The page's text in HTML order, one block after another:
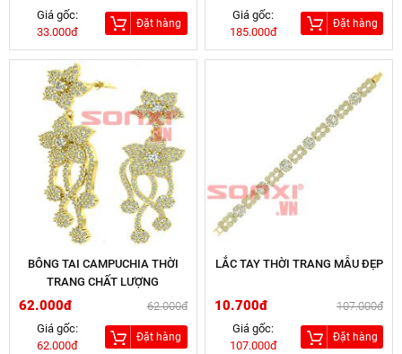
Giá gốc:
33.000đ
Đặt hàng
Giá gốc:
185.000đ
Đặt hàng
BÔNG TAI CAMPUCHIA THỜI
TRANG CHẤT LƯỢNG
62.000đ
62.000đ
Giá gốc:
62.000đ
Đặt hàng
LẮC TAY THỜI TRANG MẪU ĐẸP
10.700đ
107.000đ
Giá gốc:
107.000đ
Đặt hàng